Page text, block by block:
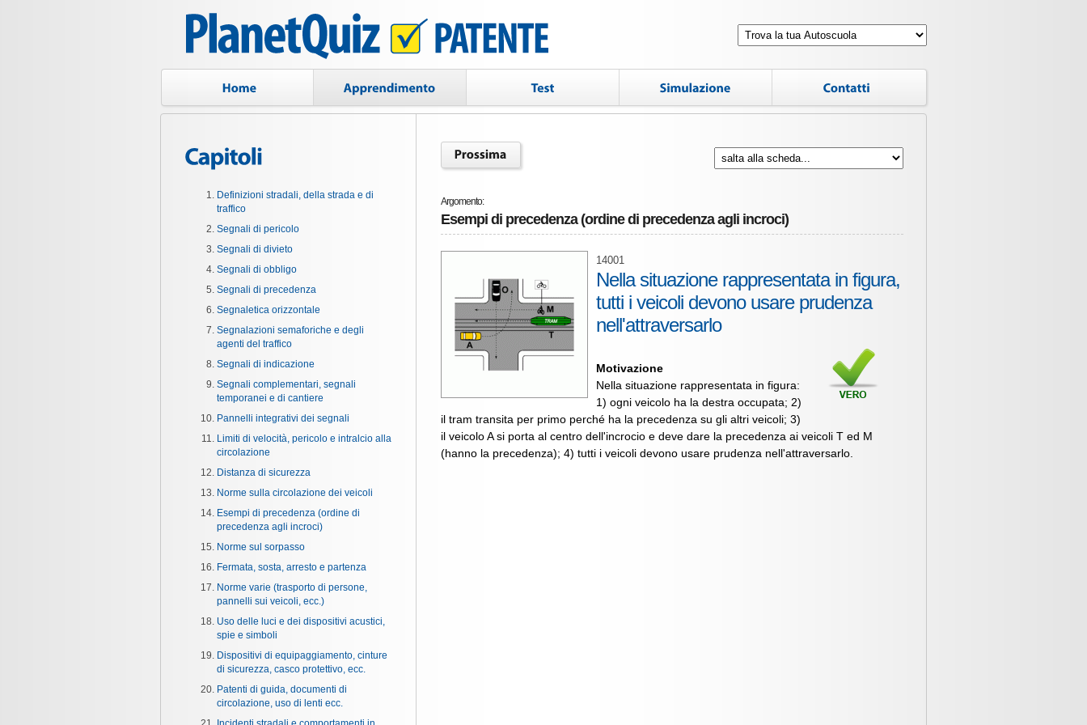
Definizioni stradali, della strada e di
traffico
Segnali di pericolo
Segnali di divieto
Segnali di obbligo
Segnali di precedenza
Segnaletica orizzontale
Segnalazioni semaforiche e degli
agenti del traffico
Segnali di indicazione
Segnali complementari, segnali
temporanei e di cantiere
Pannelli integrativi dei segnali
Limiti di velocità, pericolo e intralcio alla
circolazione
Distanza di sicurezza
Norme sulla circolazione dei veicoli
Esempi di precedenza (ordine di
precedenza agli incroci)
Norme sul sorpasso
Fermata, sosta, arresto e partenza
Norme varie (trasporto di persone,
pannelli sui veicoli, ecc.)
Uso delle luci e dei dispositivi acustici,
spie e simboli
Dispositivi di equipaggiamento, cinture
di sicurezza, casco protettivo, ecc.
Patenti di guida, documenti di
circolazione, uso di lenti ecc.
Argomento:
Esempi di precedenza (ordine di precedenza agli incroci)
14001
Nella situazione rappresentata in figura,
tutti i veicoli devono usare prudenza
nell'attraversarlo
Motivazione
Nella situazione rappresentata in figura:
1) ogni veicolo ha la destra occupata; 2)
il tram transita per primo perché ha la precedenza su gli altri veicoli; 3)
il veicolo A si porta al centro dell'incrocio e deve dare la precedenza ai veicoli T ed M
(hanno la precedenza); 4) tutti i veicoli devono usare prudenza nell'attraversarlo.